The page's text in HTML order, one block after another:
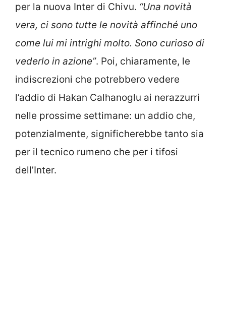
per la nuova Inter di Chivu. “Una novità
vera, ci sono tutte le novità affinché uno
come lui mi intrighi molto. Sono curioso di
vederlo in azione”. Poi, chiaramente, le
indiscrezioni che potrebbero vedere
l’addio di Hakan Calhanoglu ai nerazzurri
nelle prossime settimane: un addio che,
potenzialmente, significherebbe tanto sia
per il tecnico rumeno che per i tifosi
dell’Inter.